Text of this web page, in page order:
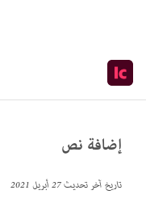
إضافة نص
تاريخ آخر تحديث27 أبريل 2021